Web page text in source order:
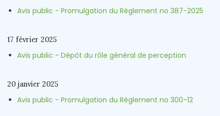
Avis public - Promulgation du Règlement no 387-2025
17 février 2025
Avis public - Dépôt du rôle général de perception
20 janvier 2025
Avis public - Promulgation du Règlement no 300-12